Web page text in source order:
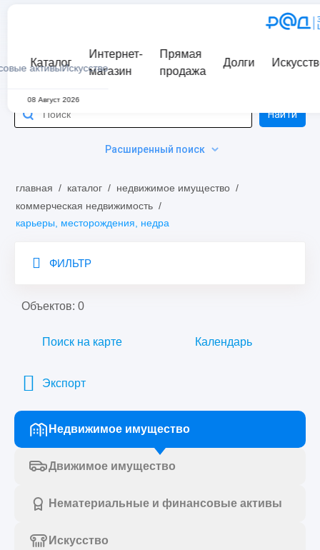
активыИскусство
Каталог
Интернет-
магазин
Прямая
продажа
Долги
08 Август 2026
Расширенный поиск
Найти
главная / каталог / недвижимое имущество /
коммерческая недвижимость /
карьеры, месторождения, недра
ФИЛЬТР
Объектов: 0
Поиск на карте Календарь
Экспорт
Недвижимое имущество
Движимое имущество
Нематериальные и финансовые активы
Искусство